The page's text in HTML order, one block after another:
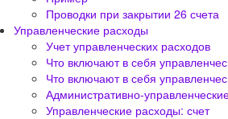
Проводки при закрытии 26 счета
Управленческие расходы
Учет управленческих расходов
Что включают в себя
Что включают в себя
Административно-
Управленческие расходы: счет